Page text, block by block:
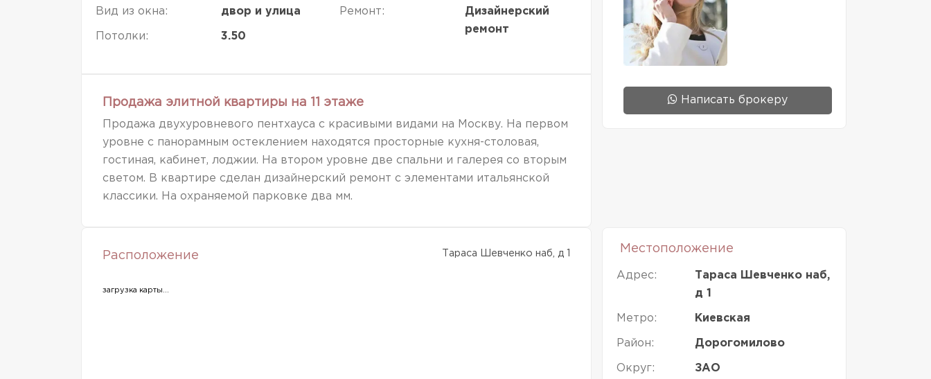
Вид из окна: двор и улица
Потолки: 3.50
Ремонт:
Дизайнерский
ремонт
Продажа элитной квартиры на 11 этаже
Продажа двухуровневого пентхауса с красивыми видами на Москву. На первом
уровне с панорамным остеклением находятся просторные кухня-столовая,
гостиная, кабинет, лоджии. На втором уровне две спальни и галерея со вторым
светом. В квартире сделан дизайнерский ремонт с элементами итальянской
классики. На охраняемой парковке два мм.
Написать брокеру
Расположение Тараса Шевченко наб, д 1
загрузка карты...
Местоположение
Адрес:
Тараса Шевченко наб,
д 1
Метро: Киевская
Район: Дорогомилово
Округ: ЗАО